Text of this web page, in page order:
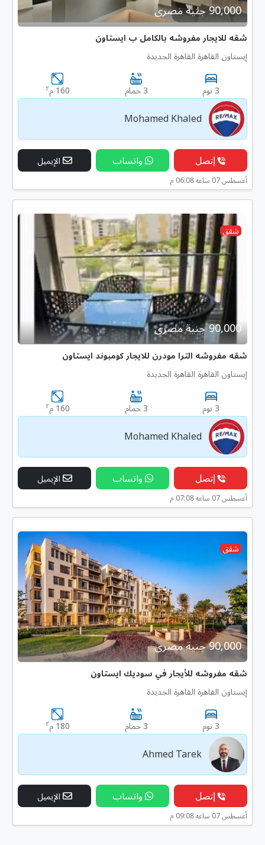
90,000 جنية مصرى
شقه للايجار مفروشه بالكامل ب ايستاون
إيستاون القاهرة القاهرة الجديدة
3 نوم 3 حمام 160 م ٢
Mohamed Khaled
إتصل واتساب الإيميل
أغسطس 07 ساعه 06:08 م
شقق
90,000 جنية مصرى
شقه مفروشه الترا مودرن للايجار كومبوند ايستاون
إيستاون القاهرة القاهرة الجديدة
3 نوم 3 حمام 160 م ٢
Mohamed Khaled
إتصل واتساب الإيميل
أغسطس 07 ساعه 07:08 م
شقق
90,000 جنية مصرى
شقه مفروشه للأيجار في سوديك ايستاون
إيستاون القاهرة القاهرة الجديدة
3 نوم 3 حمام 180 م ٢
Ahmed Tarek
إتصل واتساب الإيميل
أغسطس 07 ساعه 09:08 م